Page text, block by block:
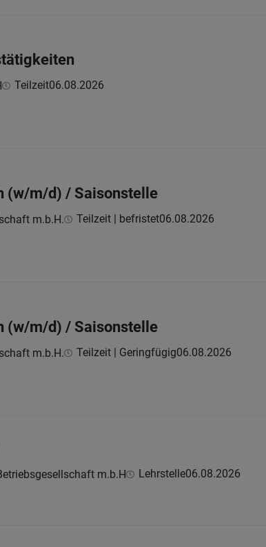
Teilzeit06.08.2026
(w/m/d) / Saisonstelle
m.b.H. Teilzeit | befristet06.08.2026
(w/m/d) / Saisonstelle
m.b.H. Teilzeit | Geringfügig06.08.2026
m.b.H Lehrstelle06.08.2026